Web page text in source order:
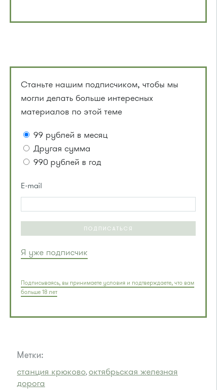
Станьте нашим подписчиком, чтобы мы
могли делать больше интересных
материалов по этой теме
99 рублей в месяц
Другая сумма
990 рублей в год
E-mail
ПОДПИСАТЬСЯ
Я уже подписчик
Подписываясь, вы принимаете условия и подтверждаете, что вам
больше 18 лет
Метки:
станция крюково,октябрьская железная
дорога